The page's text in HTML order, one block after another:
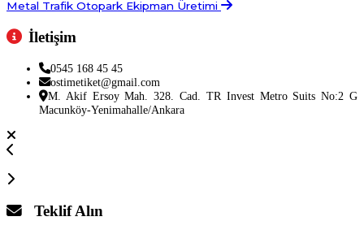
Metal Trafik Otopark Ekipman Üretimi
İletişim
0545 168 45 45
ostimetiket@gmail.com
M. Akif Ersoy Mah. 328. Cad. TR Invest Metro Suits No:2 G
Macunköy-Yenimahalle/Ankara
Teklif Alın